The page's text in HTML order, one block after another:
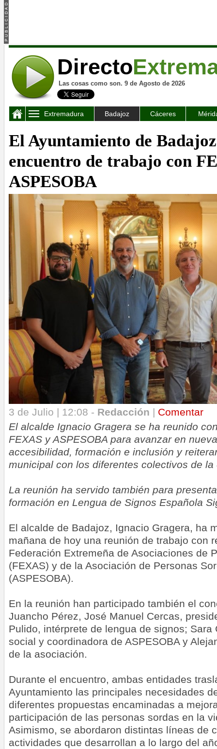
Directo
Las cosas como son. 9 de Agosto de 2026
Extremadura Badajoz Cáceres
El Ayuntamiento de
encuentro de trabajo con
ASPESOBA
3 de Julio | 12:08 - Redacción | Comentar
El alcalde Ignacio Gragera se ha reunido
FEXAS y ASPESOBA para avanzar en
accesibilidad, formación e inclusión y
municipal con los diferentes colectivos de la
La reunión ha servido también para
formación en Lengua de Signos Española
El alcalde de Badajoz, Ignacio Gragera, ha
mañana de hoy una reunión de trabajo con
Federación Extremeña de Asociaciones de
(FEXAS) y de la Asociación de Personas
(ASPESOBA).
En la reunión han participado también el
Juancho Pérez, José Manuel Cercas,
Pulido, intérprete de lengua de signos; Sara
social y coordinadora de ASPESOBA y
de la asociación.
Durante el encuentro, ambas entidades
Ayuntamiento las principales necesidades
diferentes propuestas encaminadas a
participación de las personas sordas en la
Asimismo, se abordaron distintas líneas de
actividades que desarrollan a lo largo del